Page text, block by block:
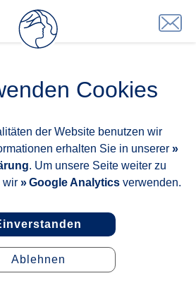
Cookies
der Website benutzen wir
erhalten Sie in unserer
. Um unsere Seite weiter zu
wir
Google Analyticsverwenden.
Ablehnen